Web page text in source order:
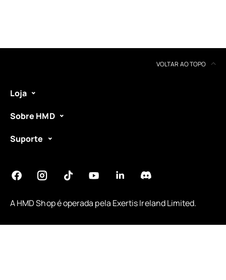
VOLTAR AO TOPO
Loja
Sobre HMD
Suporte
A HMD Shop é operada pela Exertis Ireland Limited.